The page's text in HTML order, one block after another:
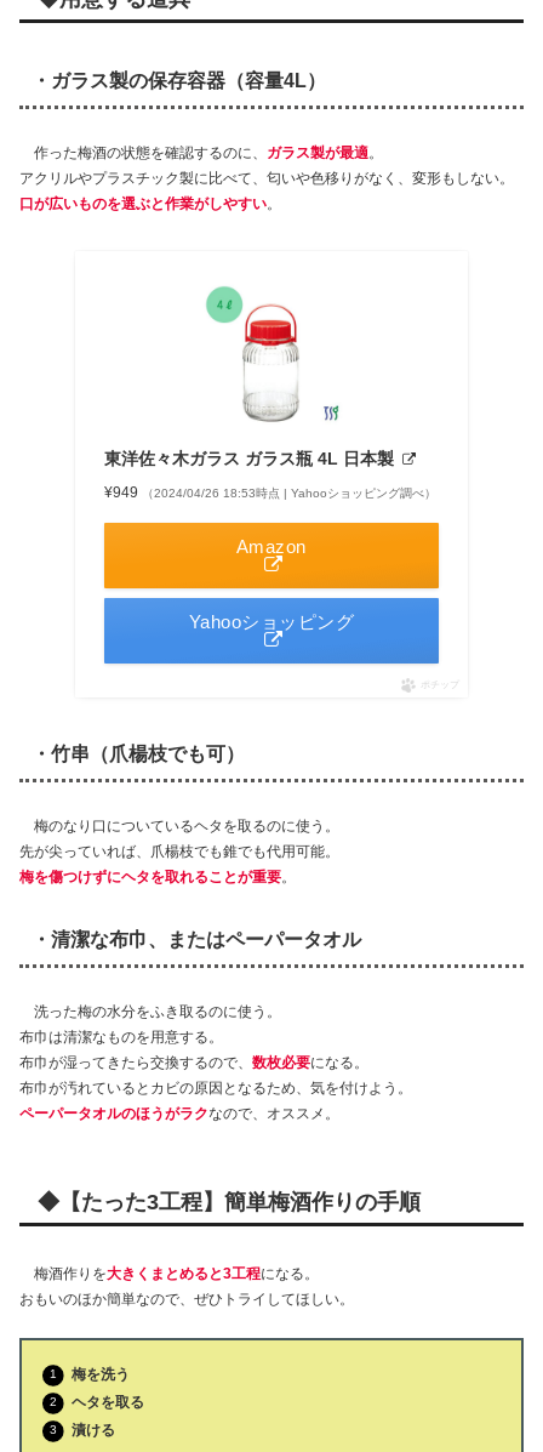
・ガラス製の保存容器（容量4L）
作った梅酒の状態を確認するのに、 ガラス製が最適。
アクリルやプラスチック製に比べて、匂いや色移りがなく、変形もしない。
口が広いものを選ぶと作業がしやすい。
東洋佐々木ガラス ガラス瓶 4L 日本製
¥949 （2024/04/26 18:53時点 | Yahooショッピング調べ）
Amazon
Yahooショッピング
ポチップ
・竹串（爪楊枝でも可）
梅のなり口についているヘタを取るのに使う。
先が尖っていれば、爪楊枝でも錐でも代用可能。
梅を傷つけずにヘタを取れることが重要。
・清潔な布巾、またはペーパータオル
洗った梅の水分をふき取るのに使う。
布巾は清潔なものを用意する。
布巾が湿ってきたら交換するので、 数枚必要になる。
布巾が汚れているとカビの原因となるため、気を付けよう。
ペーパータオルのほうがラクなので、オススメ。
◆【たった3工程】簡単梅酒作りの手順
梅酒作りを大きくまとめると3工程になる。
おもいのほか簡単なので、ぜひトライしてほしい。
梅を洗う
ヘタを取る
漬ける